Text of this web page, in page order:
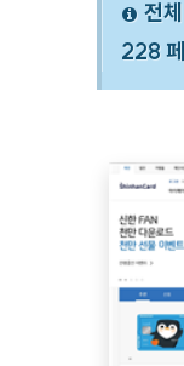
전
228